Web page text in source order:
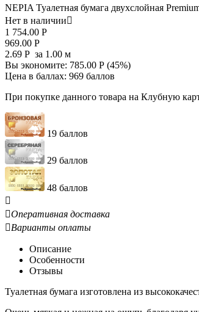
NEPIA Туалетная бумага двухслойная
Нет в наличии
1 754.00 Р
969.00 Р
2.69 Р за 1.00 м
Вы экономите: 785.00 Р (45%)
Цена в баллах: 969 баллов
При покупке данного товара на Клубную
19 баллов
29 баллов
48 баллов

Оперативная доставка
Варианты оплаты
Описание
Особенности
Отзывы
Туалетная бумага изготовлена из